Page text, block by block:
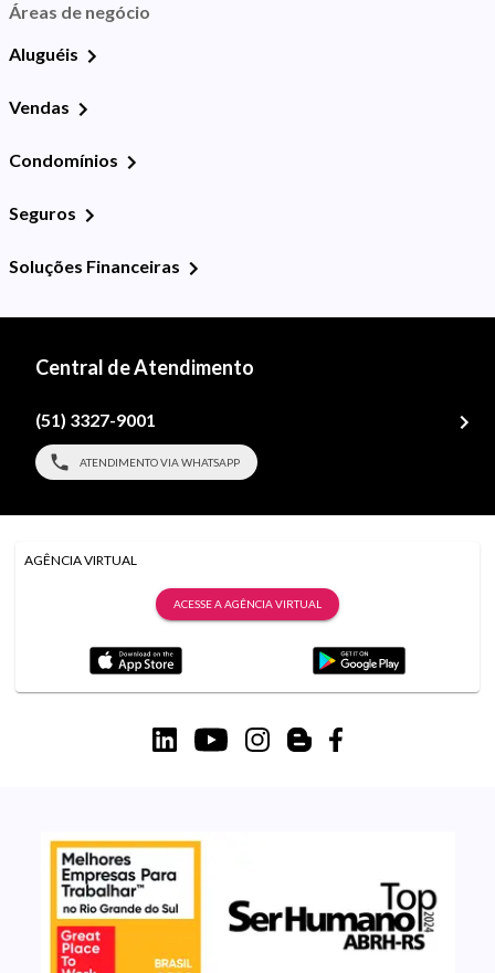
Áreas de negócio
Aluguéis
Vendas
Condomínios
Seguros
Soluções Financeiras
Central de Atendimento
(51) 3327-9001
ATENDIMENTO VIA WHATSAPP
AGÊNCIA VIRTUAL
ACESSE A AGÊNCIA VIRTUAL